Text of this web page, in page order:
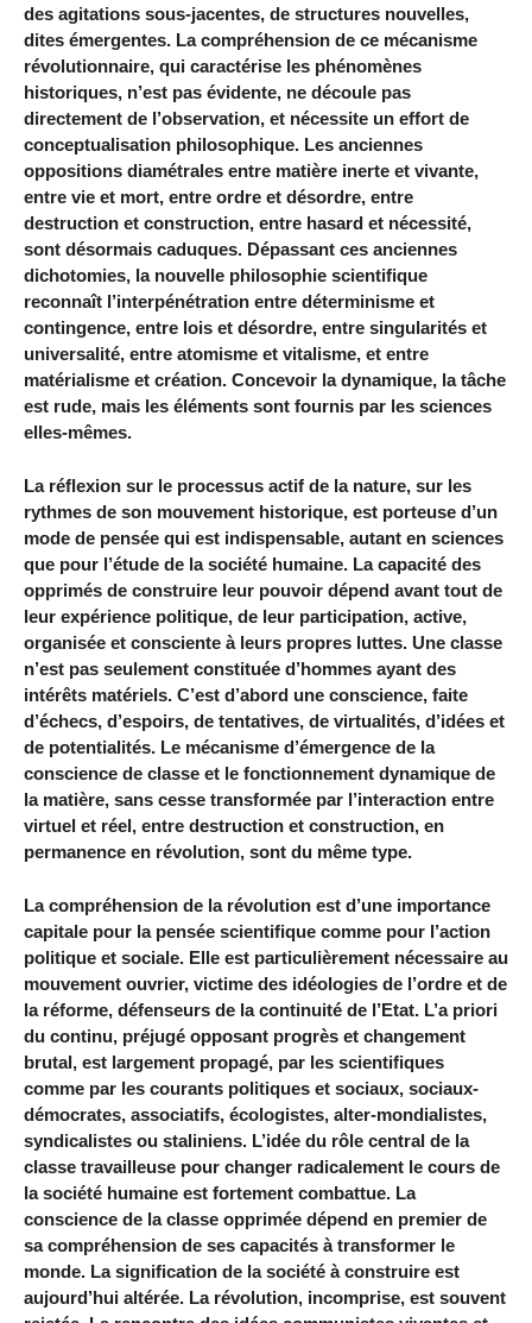
des agitations sous-jacentes, de structures nouvelles,
dites émergentes. La compréhension de ce mécanisme
révolutionnaire, qui caractérise les phénomènes
historiques, n’est pas évidente, ne découle pas
directement de l’observation, et nécessite un effort de
conceptualisation philosophique. Les anciennes
oppositions diamétrales entre matière inerte et vivante,
entre vie et mort, entre ordre et désordre, entre
destruction et construction, entre hasard et nécessité,
sont désormais caduques. Dépassant ces anciennes
dichotomies, la nouvelle philosophie scientifique
reconnaît l’interpénétration entre déterminisme et
contingence, entre lois et désordre, entre singularités et
universalité, entre atomisme et vitalisme, et entre
matérialisme et création. Concevoir la dynamique, la tâche
est rude, mais les éléments sont fournis par les sciences
elles-mêmes.
La réflexion sur le processus actif de la nature, sur les
rythmes de son mouvement historique, est porteuse d’un
mode de pensée qui est indispensable, autant en sciences
que pour l’étude de la société humaine. La capacité des
opprimés de construire leur pouvoir dépend avant tout de
leur expérience politique, de leur participation, active,
organisée et consciente à leurs propres luttes. Une classe
n’est pas seulement constituée d’hommes ayant des
intérêts matériels. C’est d’abord une conscience, faite
d’échecs, d’espoirs, de tentatives, de virtualités, d’idées et
de potentialités. Le mécanisme d’émergence de la
conscience de classe et le fonctionnement dynamique de
la matière, sans cesse transformée par l’interaction entre
virtuel et réel, entre destruction et construction, en
permanence en révolution, sont du même type.
La compréhension de la révolution est d’une importance
capitale pour la pensée scientifique comme pour l’action
politique et sociale. Elle est particulièrement nécessaire au
mouvement ouvrier, victime des idéologies de l’ordre et de
la réforme, défenseurs de la continuité de l’Etat. L’a priori
du continu, préjugé opposant progrès et changement
brutal, est largement propagé, par les scientifiques
comme par les courants politiques et sociaux, sociaux-
démocrates, associatifs, écologistes, alter-mondialistes,
syndicalistes ou staliniens. L’idée du rôle central de la
classe travailleuse pour changer radicalement le cours de
la société humaine est fortement combattue. La
conscience de la classe opprimée dépend en premier de
sa compréhension de ses capacités à transformer le
monde. La signification de la société à construire est
aujourd’hui altérée. La révolution, incomprise, est souvent